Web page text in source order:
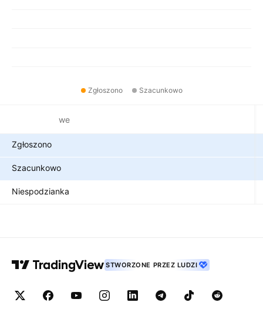
Zgłoszono Szacunkowo
Metryki finansowe
Zgłoszono
Szacunkowo
Niespodzianka
STWORZONE PRZEZ LUDZI